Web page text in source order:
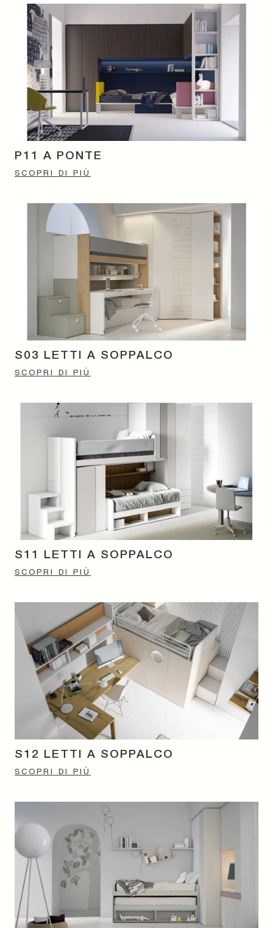
P11 A PONTE
SCOPRI DI PIÙ
S03 LETTI A SOPPALCO
SCOPRI DI PIÙ
S11 LETTI A SOPPALCO
SCOPRI DI PIÙ
S12 LETTI A SOPPALCO
SCOPRI DI PIÙ